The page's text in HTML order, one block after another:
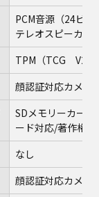
PCM音源（24ビ
テレオスピーカー
TPM（TCG V2.0
顔認証対応カメラ
SDメモリーカード
ード対応/著作権
なし
顔認証対応カメラ